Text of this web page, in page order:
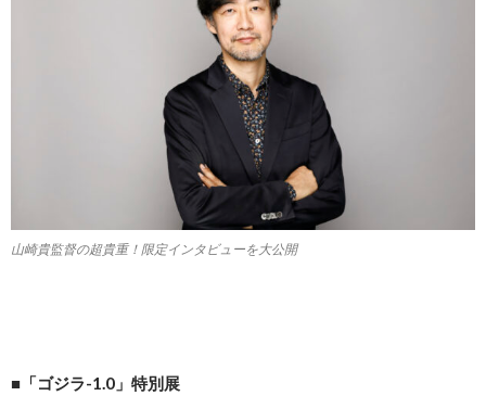
山崎貴監督の超貴重！限定インタビューを大公開
■「ゴジラ-1.0」特別展